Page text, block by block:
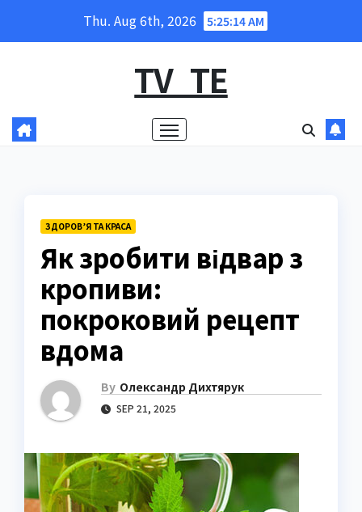
Thu. Aug 6th, 2026 5:25:15 AM
TV_TE
ЗДОРОВ’Я ТА КРАСА
Як зробити відвар з
кропиви:
покроковий рецепт
вдома
By Олександр Дихтярук
SEP 21, 2025